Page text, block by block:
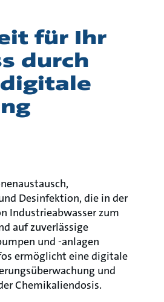
für Ihr
durch
Desinfektion, die in der
Industrieabwasser zum
auf zuverlässige
und -anlagen
ermöglicht eine digitale
und
Chemikaliendosis.